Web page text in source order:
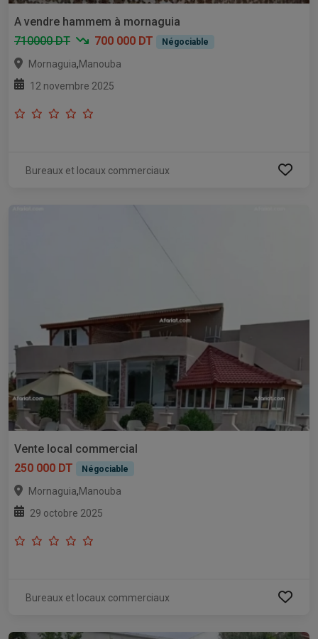
A vendre hammem à mornaguia
710000 DT
700 000 DT Négociable
Mornaguia,Manouba
12 novembre 2025
Bureaux et locaux commerciaux
Vente local commercial
250 000 DT
Négociable
Mornaguia,Manouba
29 octobre 2025
Bureaux et locaux commerciaux